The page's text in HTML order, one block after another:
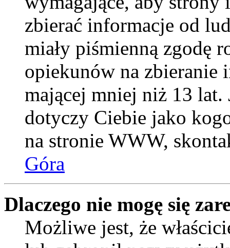
zbierać informacje od
miały piśmienną zgodę
opiekunów na zbieranie
mającej mniej niż 13 lat.
dotyczy Ciebie jako
na stronie WWW,
Góra
Dlaczego nie mogę się
Możliwe jest, że